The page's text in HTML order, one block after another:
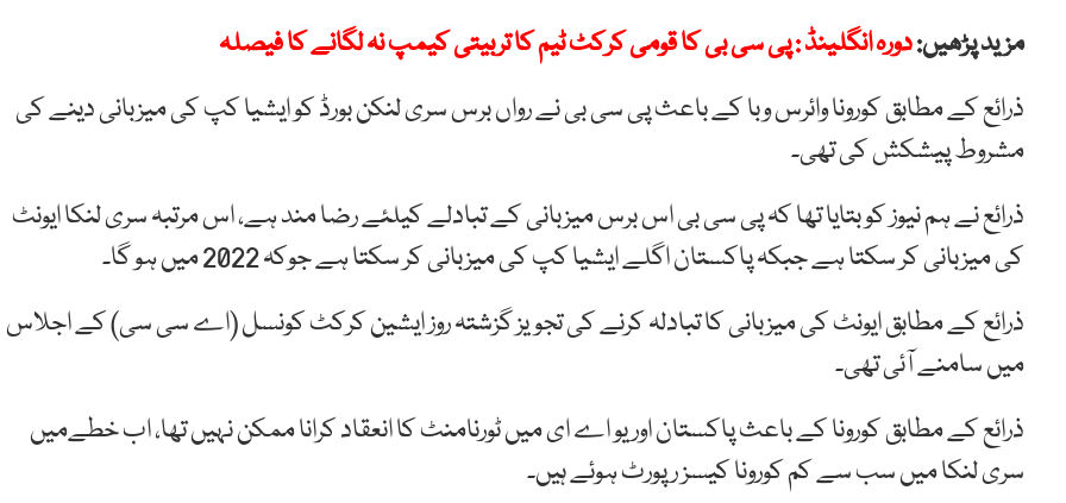
مزید پڑھیں:دورہ انگلینڈ : پی سی بی کا قومی کرکٹ ٹیم کا تربیتی کیمپ نہ لگانے کا فیصلہ
ذرائع کے مطابق کورونا وائرس وبا کے باعث پی سی بی نے رواں برس سری لنکن بورڈ کو ایشیا کپ کی میزبانی دینے کی
مشروط پیشکش کی تھی۔
ذرائع نے ہم نیوز کو بتایا تھا کہ پی سی بی اس برس میزبانی کے تبادلے کیلئے رضا مند ہے، اس مرتبہ سری لنکا ایونٹ
کی میزبانی کر سکتا ہے جبکہ پاکستان اگلے ایشیا کپ کی میزبانی کر سکتا ہے جوکہ 2022 میں ہو گا۔
ذرائع کے مطابق ایونٹ کی میزبانی کا تبادلہ کرنے کی تجویز گزشتہ روز ایشین کرکٹ کونسل (اے سی سی) کے اجلاس
میں سامنے آئی تھی۔
ذرائع کے مطابق کورونا کے باعث پاکستان اور یو اے ای میں ٹورنامنٹ کا انعقاد کرانا ممکن نہیں تھا، اب خطےمیں
سری لنکا میں سب سے کم کورونا کیسز رپورٹ ہوئے ہیں۔